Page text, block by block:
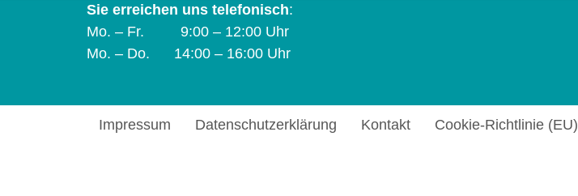
Sie erreichen uns telefonisch:
Mo. – Fr. 9:00 – 12:00 Uhr
Mo. – Do. 14:00 – 16:00 Uhr
Impressum Datenschutzerklärung Kontakt Cookie-Richtlinie (EU)